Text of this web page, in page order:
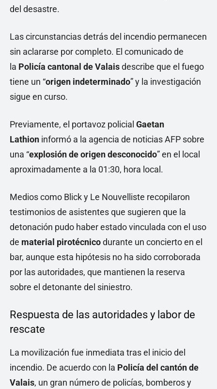
del desastre.
Las circunstancias detrás del incendio permanecen
sin aclararse por completo. El comunicado de
la Policía cantonal de Valaisdescribe que el fuego
tiene un “origen indeterminado” y la investigación
sigue en curso.
Previamente, el portavoz policial Gaetan
Lathion informó a la agencia de noticias AFP sobre
una “explosión de origen desconocido” en el local
aproximadamente a la 01:30, hora local.
Medios como Blick y Le Nouvelliste recopilaron
testimonios de asistentes que sugieren que la
detonación pudo haber estado vinculada con el uso
de material pirotécnicodurante un concierto en el
bar, aunque esta hipótesis no ha sido corroborada
por las autoridades, que mantienen la reserva
sobre el detonante del siniestro.
Respuesta de las autoridades y labor de
rescate
La movilización fue inmediata tras el inicio del
incendio. De acuerdo con la Policía del cantón de
Valais, un gran número de policías, bomberos y